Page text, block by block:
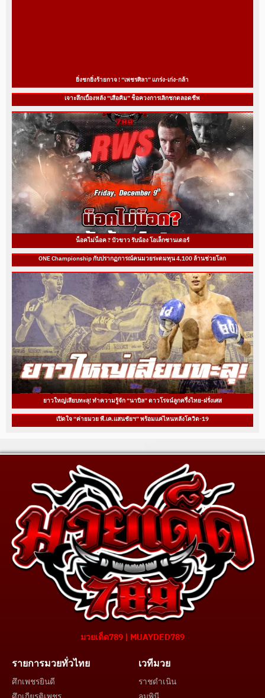
ยิ่งชกยิ่งร้ายกาจ ! “เพชรศิลา” แกร่ง-เก่ง-กล้า
เจาะลึกเบื้องหลัง “เสือคิม” ช็อควงการเลิกชกตลอดชีพ
น็อคไม่น็อค ? บัวขาว รับน้อง โอเล็กซานเดอร์
ONE Championship กับปรากฏการณ์คนมวยระดมทุน 4,100 ล้านช่วยโลก
ยาวใหญ่เสียบทะลุ! ทำความรู้จัก “นาบิล” ดาวโรจน์ลูกครึ่งไทย-ฝรั่งเศส
เปิดใจ “ค่ายมวย พี.เค.แสนชัยฯ” พร้อมแค่ไหนหลังโควิด-19
มวยเด็ด789 | MUAYDED789
รายการมวยทั่วไทย
ศึกเพชรยินดี
เวทีมวย
ราชดำเนิน